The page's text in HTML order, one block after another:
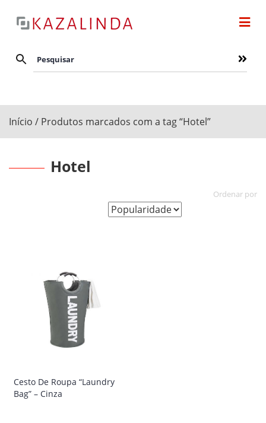
Início / Produtos marcados com a tag “Hotel”
Hotel
Cesto De Roupa “Laundry
Bag” – Cinza